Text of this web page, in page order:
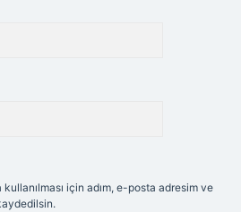
için adım, e-posta adresim ve